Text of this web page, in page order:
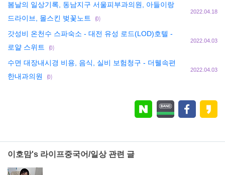
봄날의 일상기록, 동남지구 서울피부과의원, 아들이랑
드라이브, 몰스킨 벚꽃노트
(0)
2022.04.18
갓성비 온천수 스파숙소 - 대전 유성 로드(LOD)호텔 -
로얄 스위트
(0)
2022.04.03
수면 대장내시경 비용, 음식, 실비 보험청구 - 더웰속편
한내과의원
(0)
2022.04.03
이호맘's 라이프중국어/일상 관련 글